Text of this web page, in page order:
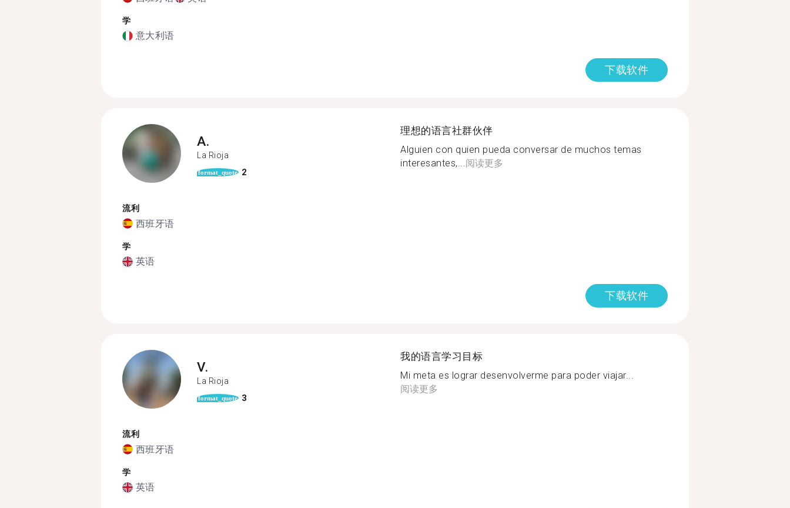
学
意大利语
下载软件
A.
La Rioja
format_quote 2
流利
西班牙语
学
英语
理想的语言社群伙伴
Alguien con quien pueda conversar de muchos temas
interesantes,...阅读更多
下载软件
V.
La Rioja
format_quote 3
流利
西班牙语
学
英语
我的语言学习目标
Mi meta es lograr desenvolverme para poder viajar...
阅读更多